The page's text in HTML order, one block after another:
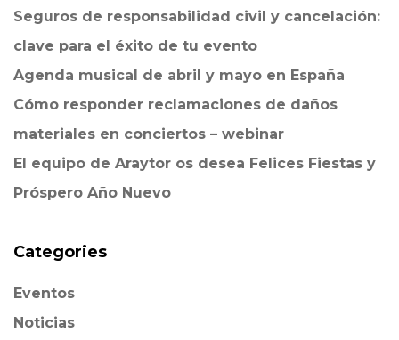
Seguros de responsabilidad civil y cancelación:
clave para el éxito de tu evento
Agenda musical de abril y mayo en España
Cómo responder reclamaciones de daños
materiales en conciertos – webinar
El equipo de Araytor os desea Felices Fiestas y
Próspero Año Nuevo
Categories
Eventos
Noticias